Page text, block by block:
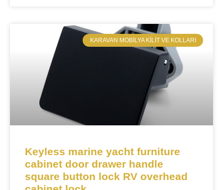
​KARAVAN MOBILYA KILIT VE KOLLARI
Keyless marine yacht furniture
cabinet door drawer handle
square button lock RV overhead